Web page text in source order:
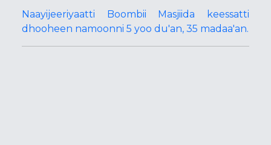
Naayijeeriyaatti Boombii Masjiida keessatti
dhooheen namoonni 5 yoo du'an, 35 madaa'an.